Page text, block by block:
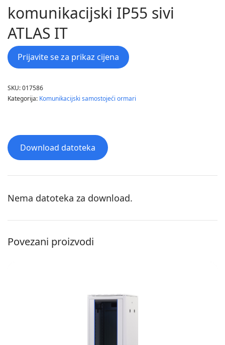
komunikacijski IP55 sivi
ATLAS IT
Prijavite se za prikaz cijena
SKU:017586
Kategorija: Komunikacijski samostojeći ormari
Download datoteka
Nema datoteka za download.
Povezani proizvodi